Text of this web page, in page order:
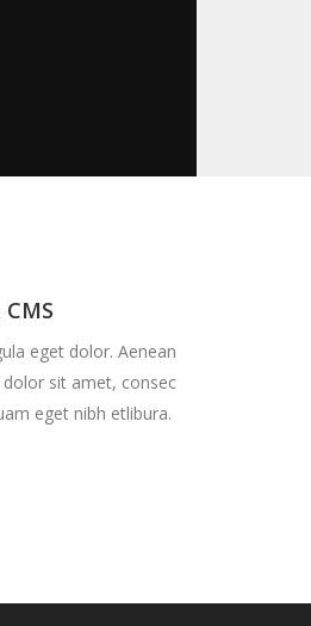
eget dolor. Aenean
sit amet, consec
eget nibh etlibura.